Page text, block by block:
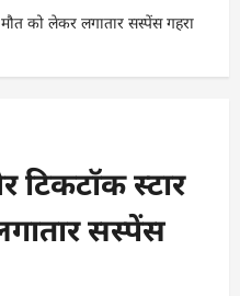
को लेकर लगातार सस्पेंस गहरा
टिकटॉक स्टार
सस्पेंस